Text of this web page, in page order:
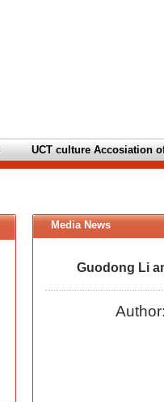
UCT culture Accosiation
Media News
Guodong Li